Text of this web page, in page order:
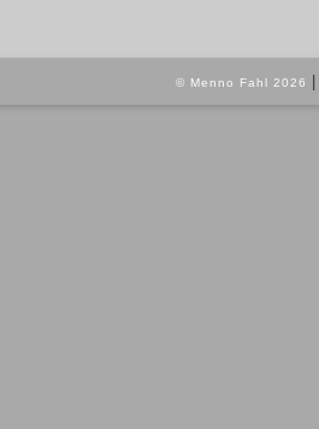
© Menno Fahl 2026